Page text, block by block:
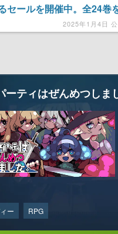
セールを開催中。全24巻
5312円のところ4568円と
2025年1月4日
ーティはぜんめつしま
ー RPG